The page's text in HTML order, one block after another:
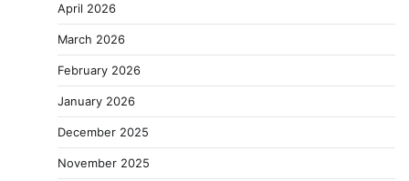
April 2026
March 2026
February 2026
January 2026
December 2025
November 2025